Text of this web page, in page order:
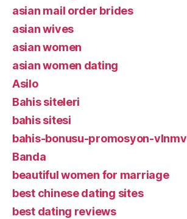
asian mail order brides
asian wives
asian women
asian women dating
Asilo
Bahis siteleri
bahis sitesi
bahis-bonusu-promosyon-vlnmv
Banda
beautiful women for marriage
best chinese dating sites
best dating reviews